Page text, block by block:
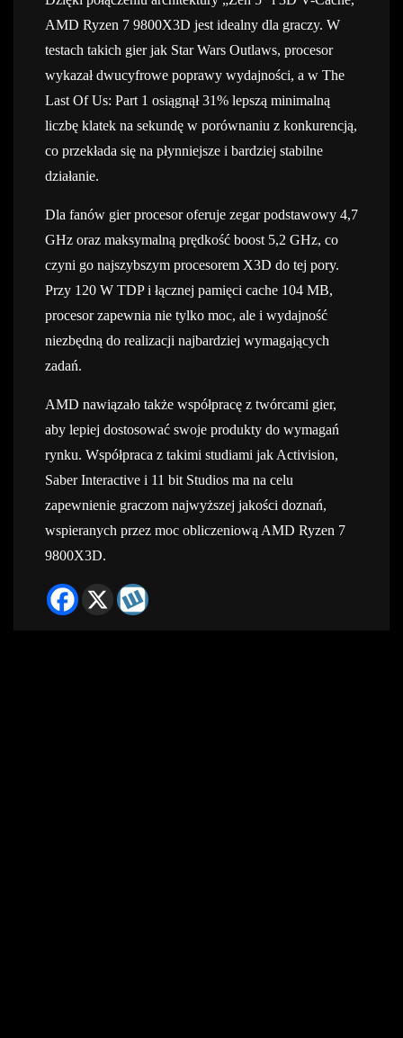
AMD Ryzen 7 9800X3D jest idealny dla graczy. W
testach takich gier jak Star Wars Outlaws, procesor
wykazał dwucyfrowe poprawy wydajności, a w The
Last Of Us: Part 1 osiągnął 31% lepszą minimalną
liczbę klatek na sekundę w porównaniu z konkurencją,
co przekłada się na płynniejsze i bardziej stabilne
działanie.
Dla fanów gier procesor oferuje zegar podstawowy 4,7
GHz oraz maksymalną prędkość boost 5,2 GHz, co
czyni go najszybszym procesorem X3D do tej pory.
Przy 120 W TDP i łącznej pamięci cache 104 MB,
procesor zapewnia nie tylko moc, ale i wydajność
niezbędną do realizacji najbardziej wymagających
zadań.
AMD nawiązało także współpracę z twórcami gier,
aby lepiej dostosować swoje produkty do wymagań
rynku. Współpraca z takimi studiami jak Activision,
Saber Interactive i 11 bit Studios ma na celu
zapewnienie graczom najwyższej jakości doznań,
wspieranych przez moc obliczeniową AMD Ryzen 7
9800X3D.